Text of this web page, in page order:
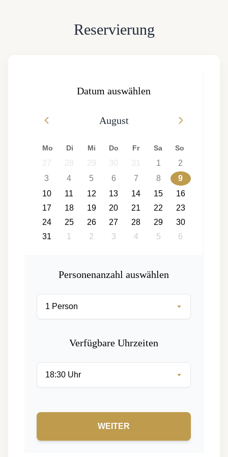
Reservierung
Datum auswählen
August
Mo Di Mi Do Fr Sa So
27 28 29 30 31 1
2
3
4 5 6 7 8
9
10
11 12 13 14 15
16
17
18 19 20 21 22
23
24
25 26 27 28 29
30
31
1 2 3 4 5 6
Personenanzahl auswählen
Verfügbare Uhrzeiten
WEITER